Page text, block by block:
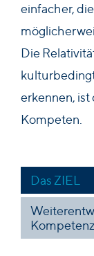
einfacher,
Die
erkennen,
Kompeten.
Das ZIEL
Kompetenz